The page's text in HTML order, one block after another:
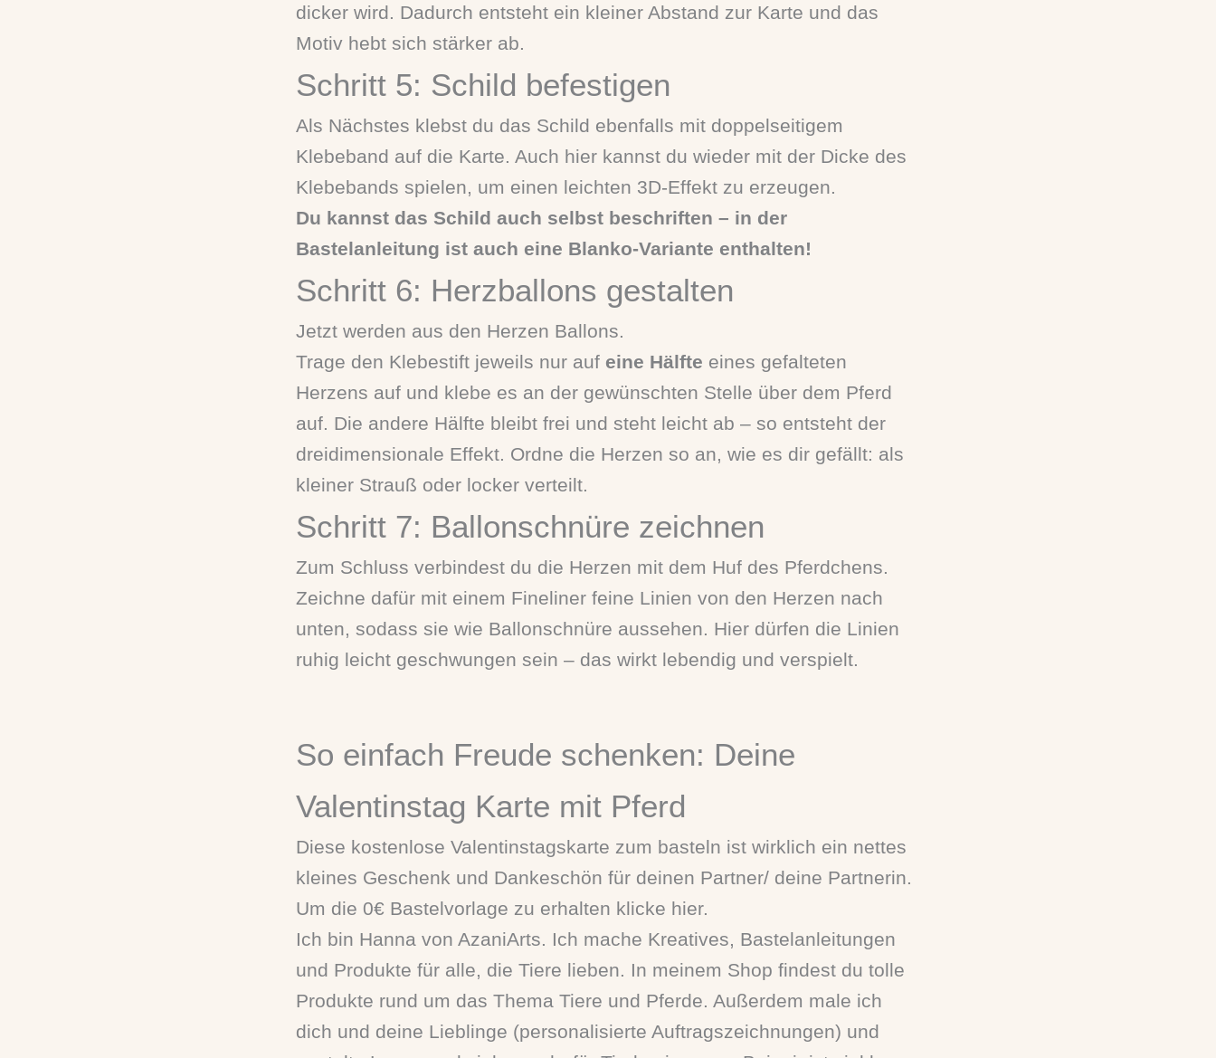
dicker wird. Dadurch entsteht ein kleiner Abstand zur Karte und das
Motiv hebt sich stärker ab.
Schritt 5: Schild befestigen
Als Nächstes klebst du das Schild ebenfalls mit doppelseitigem
Klebeband auf die Karte. Auch hier kannst du wieder mit der Dicke des
Klebebands spielen, um einen leichten 3D-Effekt zu erzeugen.
Du kannst das Schild auch selbst beschriften – in der
Bastelanleitung ist auch eine Blanko-Variante enthalten!
Schritt 6: Herzballons gestalten
Jetzt werden aus den Herzen Ballons.
Trage den Klebestift jeweils nur auf eine Hälfte eines gefalteten
Herzens auf und klebe es an der gewünschten Stelle über dem Pferd
auf. Die andere Hälfte bleibt frei und steht leicht ab – so entsteht der
dreidimensionale Effekt. Ordne die Herzen so an, wie es dir gefällt: als
kleiner Strauß oder locker verteilt.
Schritt 7: Ballonschnüre zeichnen
Zum Schluss verbindest du die Herzen mit dem Huf des Pferdchens.
Zeichne dafür mit einem Fineliner feine Linien von den Herzen nach
unten, sodass sie wie Ballonschnüre aussehen. Hier dürfen die Linien
ruhig leicht geschwungen sein – das wirkt lebendig und verspielt.
So einfach Freude schenken: Deine
Valentinstag Karte mit Pferd
Diese kostenlose Valentinstagskarte zum basteln ist wirklich ein nettes
kleines Geschenk und Dankeschön für deinen Partner/ deine Partnerin.
Um die 0€ Bastelvorlage zu erhalten klicke hier.
Ich bin Hanna von AzaniArts. Ich mache Kreatives, Bastelanleitungen
und Produkte für alle, die Tiere lieben. In meinem Shop findest du tolle
Produkte rund um das Thema Tiere und Pferde. Außerdem male ich
dich und deine Lieblinge (personalisierte Auftragszeichnungen) und